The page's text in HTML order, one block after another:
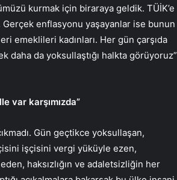
kurmak için biraraya geldik. TÜİK’e
enflasyonu yaşayanlar ise bunun
emeklileri kadınları. Her gün çarşıda
daha da yoksullaştığı halkta görüyoruz”
var karşımızda”
Gün geçtikce yoksullaşan,
işçisini vergi yüküyle ezen,
haksızlığın ve adaletsizliğin her